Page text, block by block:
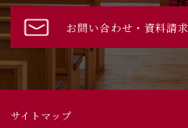
お問い合わせ・資料請求
サイトマップ